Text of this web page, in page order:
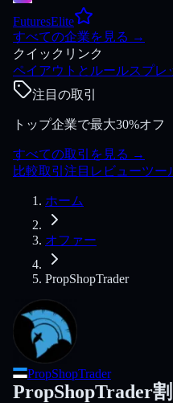
FuturesElite
すべての企業を見る →
クイックリンク
ペイアウトとルールスプレ
注目の取引
トップ企業で最大30%オフ
すべての取引を見る →
比較取引 注目 レビューツー
ホーム
オファー
PropShopTrader
PropShopTrader
PropShopTrader